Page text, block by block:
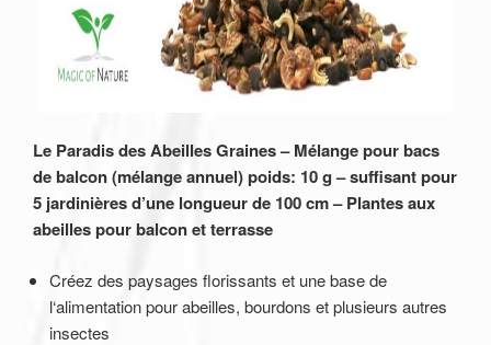
Le Paradis des Abeilles Graines – Mélange pour bacs
de balcon (mélange annuel) poids: 10 g – suffisant pour
5 jardinières d’une longueur de 100 cm – Plantes aux
abeilles pour balcon et terrasse
Créez des paysages florissants et une base de
l‘alimentation pour abeilles, bourdons et plusieurs autres
insectes